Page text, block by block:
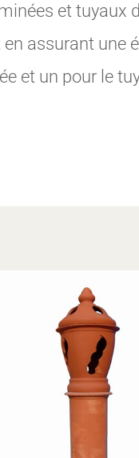
et tuyaux
assurant une
et un pour le